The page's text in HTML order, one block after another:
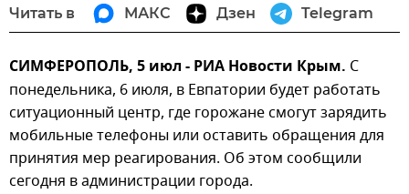
Читать в МАКС Дзен Telegram
СИМФЕРОПОЛЬ, 5 июл - РИА Новости Крым. С
понедельника, 6 июля, в Евпатории будет работать
ситуационный центр, где горожане смогут зарядить
мобильные телефоны или оставить обращения для
принятия мер реагирования. Об этом сообщили
сегодня в администрации города.